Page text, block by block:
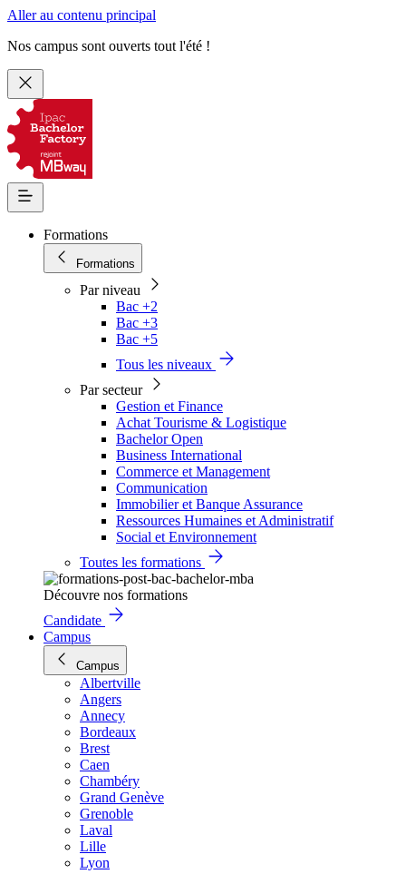
Aller au contenu principal
Nos campus sont ouverts tout l'été !
Formations
Formations
Par niveau
Bac +2
Bac +3
Bac +5
Tous les niveaux
Par secteur
Gestion et Finance
Achat Tourisme & Logistique
Bachelor Open
Business International
Commerce et Management
Communication
Immobilier et Banque Assurance
Ressources Humaines et Administratif
Social et Environnement
Toutes les formations
Découvre nos formations
Candidate
Campus
Campus
Albertville
Angers
Annecy
Bordeaux
Brest
Caen
Chambéry
Grand Genève
Grenoble
Laval
Lille
Lyon